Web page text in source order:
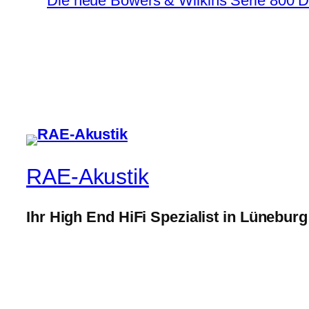
RAE-Akustik
Ihr High End HiFi Spezialist in Lüneburg